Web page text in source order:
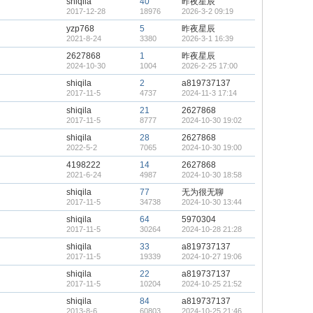
2017-12-28 18976 2026-3-2 09:19
yzp768
2021-8-24
5
3380
昨夜星辰
2026-3-1 16:39
2627868
2024-10-30
1
1004
昨夜星辰
2026-2-25 17:00
shiqila
2017-11-5
2
4737
a819737137
2024-11-3 17:14
shiqila
2017-11-5
21
8777
2627868
2024-10-30 19:02
shiqila
2022-5-2
28
7065
2627868
2024-10-30 19:00
4198222
2021-6-24
14
4987
2627868
2024-10-30 18:58
shiqila
2017-11-5
77
34738
无为很无聊
2024-10-30 13:44
shiqila
2017-11-5
64
30264
5970304
2024-10-28 21:28
shiqila
2017-11-5
33
19339
a819737137
2024-10-27 19:06
shiqila
2017-11-5
22
10204
a819737137
2024-10-25 21:52
shiqila
2013-8-6
84
60803
a819737137
2024-10-25 21:46